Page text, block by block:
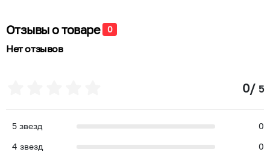
Отзывы о товаре 0
Нет отзывов
0/ 5
5 звезд
0
4 звезд
0